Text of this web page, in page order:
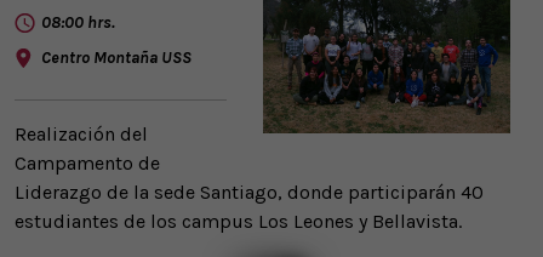
08:00 hrs.
Centro Montaña USS
Realización del
Campamento de
Liderazgo de la sede Santiago, donde participarán 40
estudiantes de los campus Los Leones y Bellavista.